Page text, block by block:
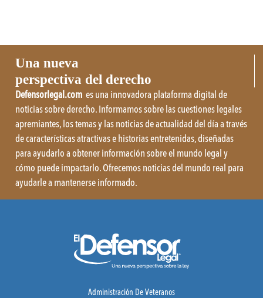
Una nueva
perspectiva del derecho
Defensorlegal.comes una innovadora plataforma digital de
noticias sobre derecho. Informamos sobre las cuestiones legales
apremiantes, los temas y las noticias de actualidad del día a través
de características atractivas e historias entretenidas, diseñadas
para ayudarlo a obtener información sobre el mundo legal y
cómo puede impactarlo. Ofrecemos noticias del mundo real para
ayudarle a mantenerse informado.
Administración De Veteranos